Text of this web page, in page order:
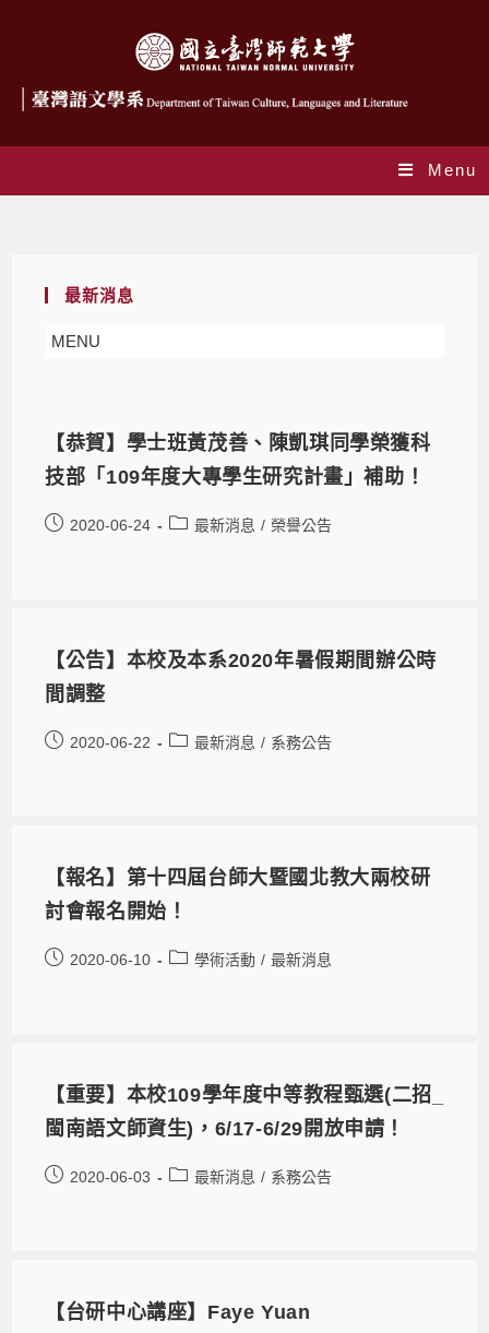
Menu
最新消息
MENU
【恭賀】學士班黃茂善、陳凱琪同學榮獲科
技部「109年度大專學生研究計畫」補助！
2020-06-24 最新消息 / 榮譽公告
【公告】本校及本系2020年暑假期間辦公時
間調整
2020-06-22 最新消息 / 系務公告
【報名】第十四屆台師大暨國北教大兩校研
討會報名開始！
2020-06-10 學術活動 / 最新消息
【重要】本校109學年度中等教程甄選(二招_
閩南語文師資生)，6/17-6/29開放申請！
2020-06-03 最新消息 / 系務公告
【台研中心講座】Faye Yuan